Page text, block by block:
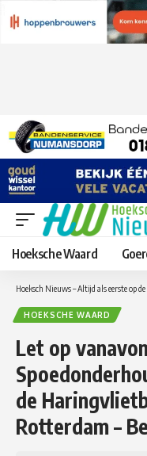
Hoeksche Waard
Hoeksch Nieuws – Altijd als eerste op
HOEKSCHE WAARD
Let op
de
Rotterdam –